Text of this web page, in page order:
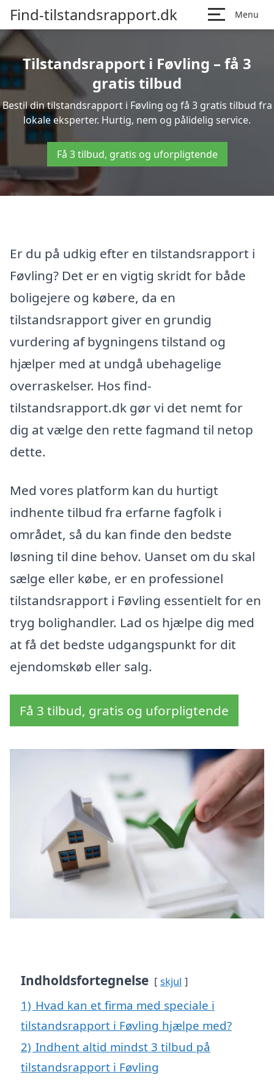
Find-tilstandsrapport.dk Menu
Tilstandsrapport i Føvling – få 3
gratis tilbud
Bestil din tilstandsrapport i Føvling og få 3 gratis tilbud fra
lokale eksperter. Hurtig, nem og pålidelig service.
Få 3 tilbud, gratis og uforpligtende
Er du på udkig efter en tilstandsrapport i
Føvling? Det er en vigtig skridt for både
boligejere og købere, da en
tilstandsrapport giver en grundig
vurdering af bygningens tilstand og
hjælper med at undgå ubehagelige
overraskelser. Hos find-
tilstandsrapport.dk gør vi det nemt for
dig at vælge den rette fagmand til netop
dette.
Med vores platform kan du hurtigt
indhente tilbud fra erfarne fagfolk i
området, så du kan finde den bedste
løsning til dine behov. Uanset om du skal
sælge eller købe, er en professionel
tilstandsrapport i Føvling essentielt for en
tryg bolighandler. Lad os hjælpe dig med
at få det bedste udgangspunkt for dit
ejendomskøb eller salg.
Få 3 tilbud, gratis og uforpligtende
Indholdsfortegnelse skjul
1) Hvad kan et firma med speciale i
tilstandsrapport i Føvling hjælpe med?
2) Indhent altid mindst 3 tilbud på
tilstandsrapport i Føvling